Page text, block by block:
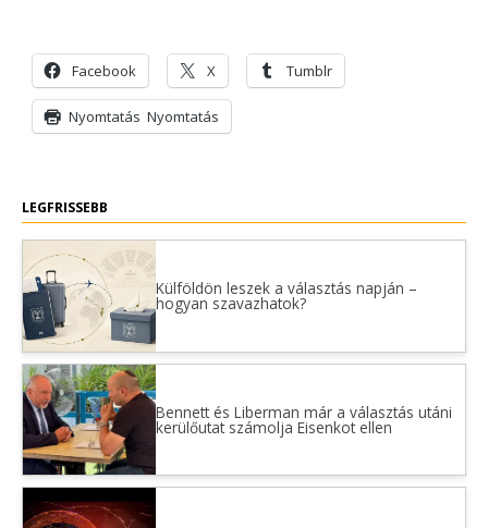
Facebook X Tumblr
Nyomtatás Nyomtatás
LEGFRISSEBB
Külföldön leszek a választás napján –
hogyan szavazhatok?
Bennett és Liberman már a választás utáni
kerülőutat számolja Eisenkot ellen